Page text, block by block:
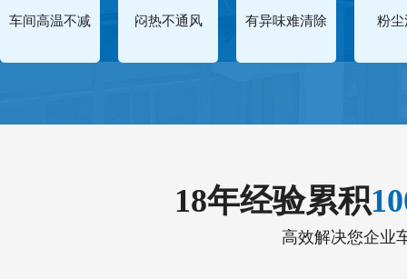
车间高温不减 闷热不通风 有异味难清除 粉尘
18年经验累积
高效解决您企业